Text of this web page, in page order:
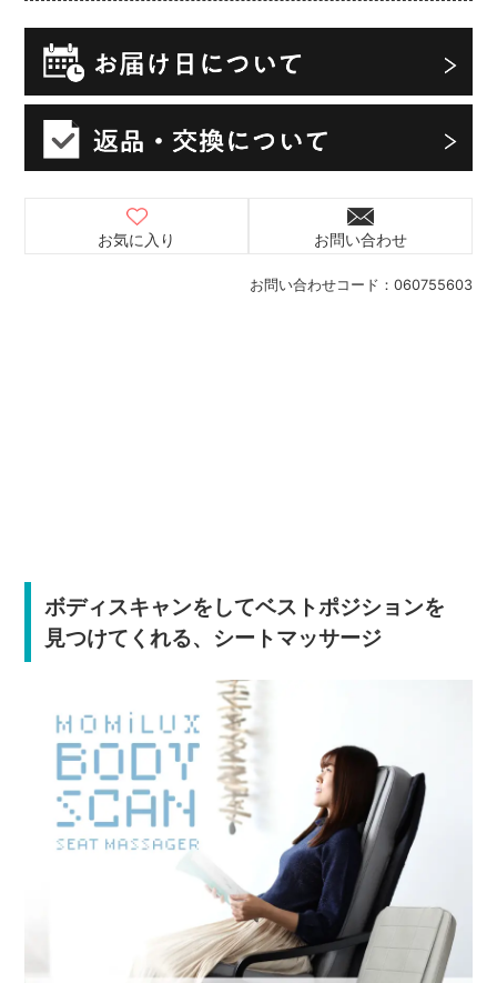
お問い合わせコード： 060755603
お気に入り お問い合わせ
ボディスキャンをしてベストポジションを
見つけてくれる、シートマッサージ